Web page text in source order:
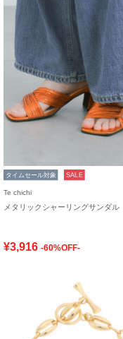
タイムセール対象 SALE
Te chichi
¥3,916 -60%OFF-